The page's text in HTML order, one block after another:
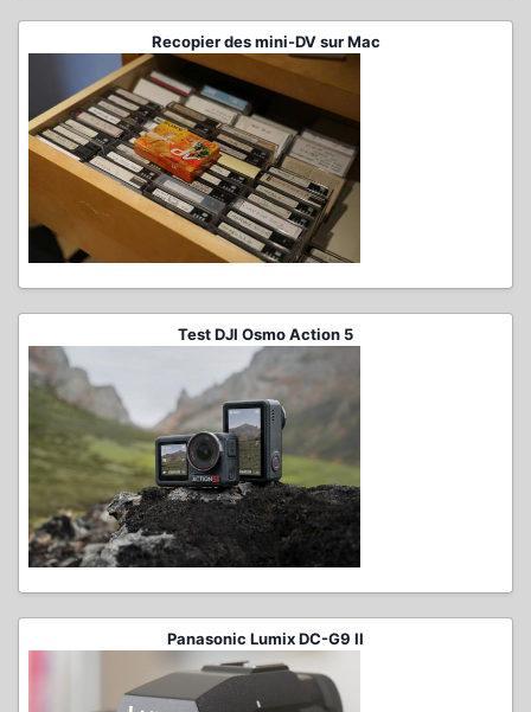
Recopier des mini-DV sur Mac
Test DJI Osmo Action 5
Panasonic Lumix DC-G9 II